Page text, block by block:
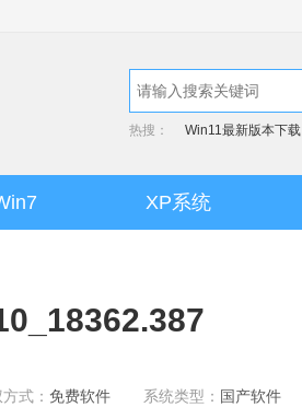
热搜： Win11最新版本下载
XP系统
式： 免费软件 系统类型： 国产软件